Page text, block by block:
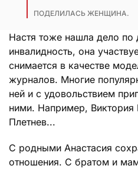
ПОДЕЛИЛАСЬ ЖЕНЩИНА.
Настя тоже нашла дело
инвалидность, она
снимается в качестве
журналов. Многие
ней и с удовольствием
ними. Например, Виктория
Плетнев...
С родными Анастасия
отношения. С братом и